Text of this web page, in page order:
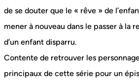
de se douter que le « rêve » de
mener à nouveau dans le passer à la
d’un enfant disparru.
Contente de retrouver les
principaux de cette série pour un